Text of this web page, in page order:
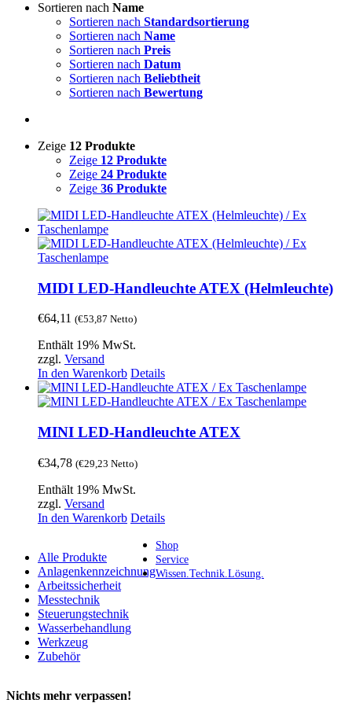
Sortieren nach Name
Sortieren nach Standardsortierung
Sortieren nach Name
Sortieren nach Preis
Sortieren nach Datum
Sortieren nach Beliebtheit
Sortieren nach Bewertung
Zeige 12 Produkte
Zeige 12 Produkte
Zeige 24 Produkte
Zeige 36 Produkte
MIDI LED-Handleuchte ATEX (Helmleuchte)
€64,11 (€53,87 Netto)
Enthält 19% MwSt.
zzgl. Versand
In den Warenkorb Details
MINI LED-Handleuchte ATEX
€34,78 (€29,23 Netto)
Enthält 19% MwSt.
zzgl. Versand
In den Warenkorb Details
Alle Produkte
Anlagenkennzeichnung
Arbeitssicherheit
Messtechnik
Steuerungstechnik
Wasserbehandlung
Werkzeug
Zubehör
Shop
Service
Wissen.Technik.Lösung.
Nichts mehr verpassen!